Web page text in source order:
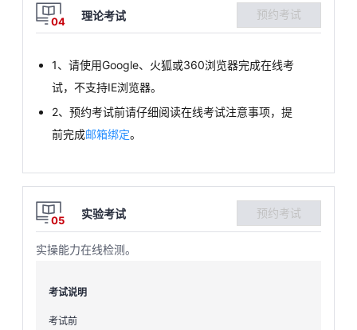
04 理论考试 预约考试
1、请使用Google、火狐或360浏览器完成在线考
试，不支持IE浏览器。
2、预约考试前请仔细阅读在线考试注意事项，提
前完成邮箱绑定。
05 实验考试 预约考试
实操能力在线检测。
考试说明
考试前